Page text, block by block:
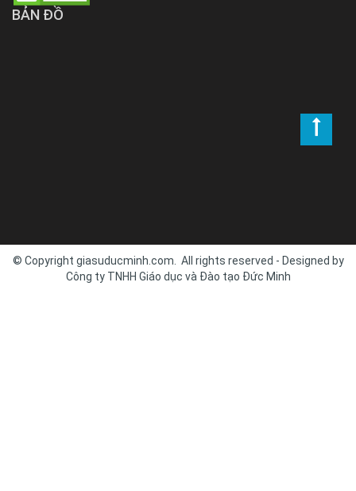
BẢN ĐỒ
© Copyright giasuducminh.com. All rights reserved - Designed by
Công ty TNHH Giáo dục và Đào tạo Đức Minh